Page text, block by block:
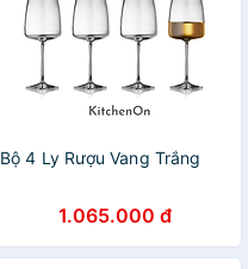
Bộ 4 Ly Rượu Vang Trắng
1.065.000 đ